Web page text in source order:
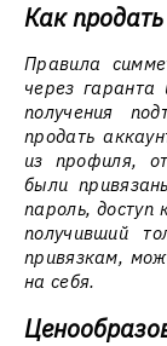
Как
Правила
через
получения
продать
из профиля,
были
пароль, доступ
получивший
привязкам,
на себя.